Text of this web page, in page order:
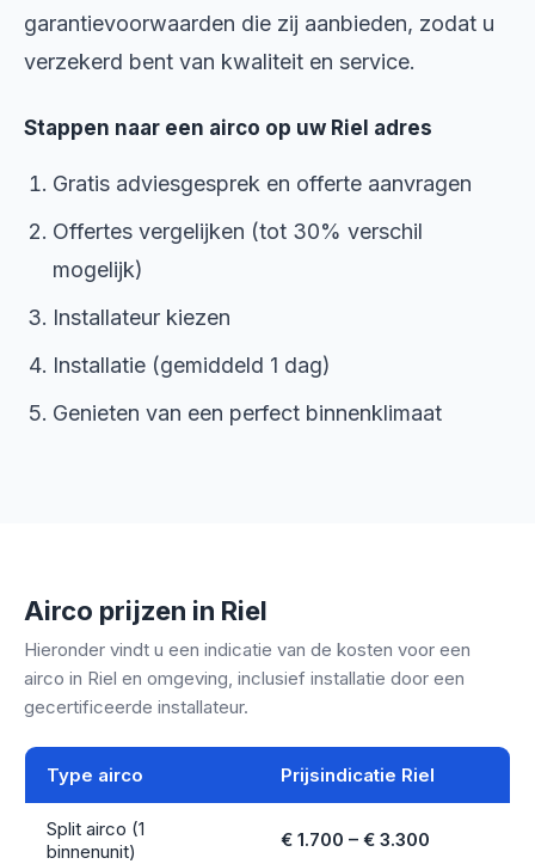
garantievoorwaarden die zij aanbieden, zodat u
verzekerd bent van kwaliteit en service.
Stappen naar een airco op uw Riel adres
Gratis adviesgesprek en offerte aanvragen
Offertes vergelijken (tot 30% verschil
mogelijk)
Installateur kiezen
Installatie (gemiddeld 1 dag)
Genieten van een perfect binnenklimaat
Airco prijzen in Riel
Hieronder vindt u een indicatie van de kosten voor een
airco in Riel en omgeving, inclusief installatie door een
gecertificeerde installateur.
Type airco Prijsindicatie Riel
Split airco (1
binnenunit)
€ 1.700 – € 3.300